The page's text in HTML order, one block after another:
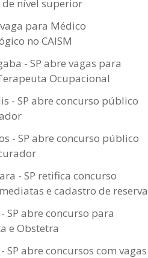
nível superior
para Médico
no CAISM
- SP abre vagas para
Ocupacional
- SP abre concurso público
- SP abre concurso público
- SP retifica concurso
e cadastro de reserva
SP abre concurso para
e Obstetra
abre concursos com vagas